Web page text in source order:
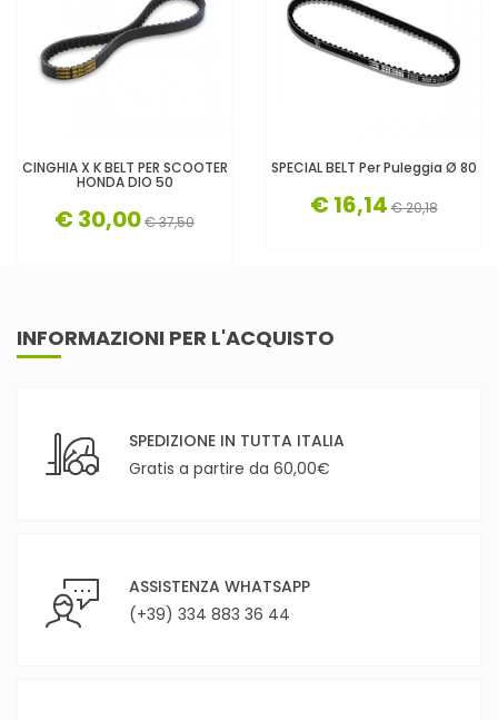
CINGHIA X K BELT PER SCOOTER
HONDA DIO 50
€ 30,00€ 37,50
SPECIAL BELT Per Puleggia Ø 80
€ 16,14 € 20,18
INFORMAZIONI PER L'ACQUISTO
SPEDIZIONE IN TUTTA ITALIA
Gratis a partire da 60,00€
ASSISTENZA WHATSAPP
(+39) 334 883 36 44